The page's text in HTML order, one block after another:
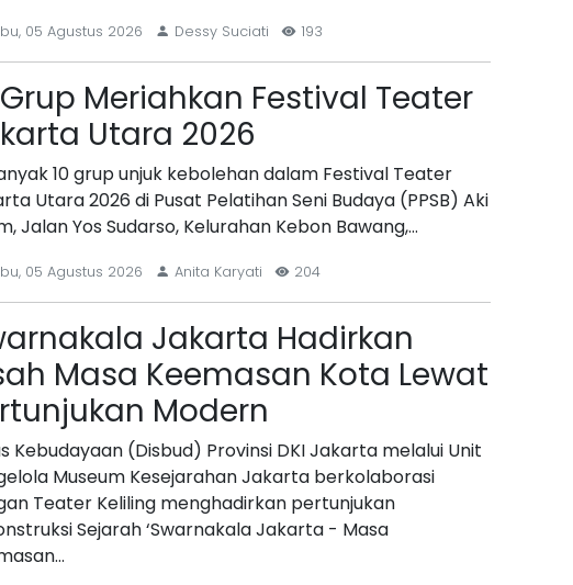
05 Agustus 2026 Dessy Suciati 193
Grup Meriahkan Festival Teater
Utara 2026
10 grup unjuk kebolehan dalam Festival Teater
Utara 2026 di Pusat Pelatihan Seni Budaya (PPSB) Aki
Jalan Yos Sudarso, Kelurahan Kebon Bawang,…
05 Agustus 2026 Anita Karyati 204
Jakarta Hadirkan
Masa Keemasan Kota Lewat
Modern
Kebudayaan (Disbud) Provinsi DKI Jakarta melalui Unit
Museum Kesejarahan Jakarta berkolaborasi
Teater Keliling menghadirkan pertunjukan
Sejarah ‘Swarnakala Jakarta - Masa